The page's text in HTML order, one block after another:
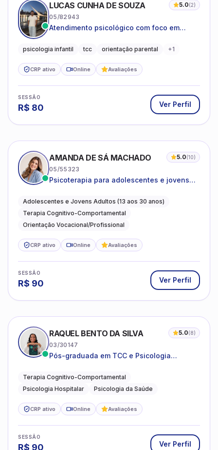
LUCAS CUNHA DE SOUZA 5.0(2)
05/82943
Atendimento psicológico com foco em
promovendo equilíbrio emocional e
psicologia infantil tcc orientação parental +1
CRP ativo Online Avaliações
SESSÃO
R$ 80 Ver Perfil
AMANDA DE SÁ MACHADO 5.0(10)
05/55323
Psicoterapia para adolescentes e jovens
autoestima, relações e orientação
profissional
Adolescentes e Jovens Adultos (13 aos 30 anos)
Terapia Cognitivo-Comportamental
Orientação Vocacional/Profissional
CRP ativo Online Avaliações
SESSÃO
R$ 90 Ver Perfil
RAQUEL BENTO DA SILVA 5.0(8)
03/30147
Pós-graduada em TCC e Psicologia
Terapia Cognitivo-Comportamental
Psicologia Hospitalar
Psicologia da Saúde
CRP ativo Online Avaliações
SESSÃO
R$ 90 Ver Perfil